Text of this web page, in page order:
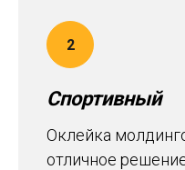
Спортивный
Оклейка
отличное